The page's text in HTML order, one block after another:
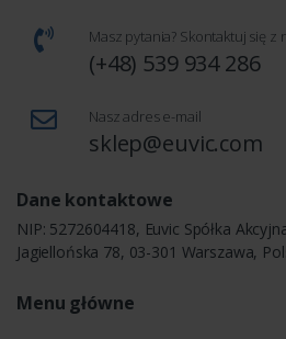
Masz pytania? Skontaktuj się z
(+48) 539 934 286
Nasz adres e-mail
sklep@euvic.com
Dane kontaktowe
NIP: 5272604418, Euvic Spółka
Jagiellońska 78, 03-301 Warszawa,
Menu główne